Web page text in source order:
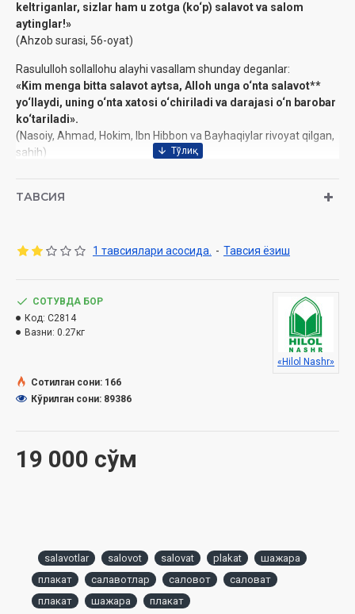
keltriganlar, sizlar ham u zotga (ko‘p) salavot va salom
aytinglar!»
(Ahzob surasi, 56-oyat)
Rasululloh sollallohu alayhi vasallam shunday deganlar:
«Kim menga bitta salavot aytsa, Alloh unga o‘nta salavot**
yo‘llaydi, uning o‘nta xatosi o‘chiriladi va darajasi o‘n barobar
ko‘tariladi».
(Nasoiy, Ahmad, Hokim, Ibn Hibbon va Bayhaqiylar rivoyat qilgan,
sahih)
«Albatta, qiyomat kuni menga eng yaqin odamlar - menga
Doraqutniy, Abu Nuaym, Abu Ya’lo va Haysam ibn Qulayb
*Allohning Payg‘ambarimiz sollallohu alayhi vasallamga salavoti -
u zotga rahmatini yuborishi, maqomlarini yuksaltirishi, farishtalari
oldida maqtashi, ulug‘lashi va roziligini bildirishidir. Farishtalarning
Payg‘ambarimiz sollallohu alayhi vasallamga salavoti - u zotning
haqlariga duo qilishlari va istig‘for aytishlaridir.
**Allohning bandalariga salavoti - ularning gunohlarini kechirishi,
Abdul Azim Ziyouddin
bosilgan
ТАВСИЯ
1 тавсиялари асосида. - Тавсия ёзиш
19 000 сўм
СОТУВДА БОР
Код: C2814
Вазни: 0.27кг
«Hilol Nashr»
Сотилган сони: 166
Кўрилган сони: 89386
salavotlar salovot salovat plakat
шажара
плакат
салавотлар саловот
саловат
плакат
шажара плакат